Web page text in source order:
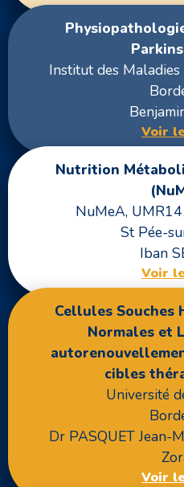
Institut des
Voir
Nutrition
NuMeA,
St Pée-
Iban
Voir
Cellules Souches
Normales et
cibles
Université
Dr PASQUET Jean-
Voir